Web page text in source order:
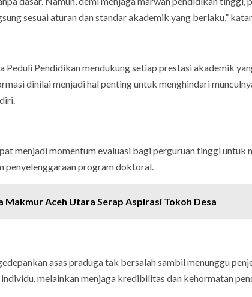
sesuai aturan dan standar akademik yang berlaku,”
Peduli Pendidikan mendukung setiap prestasi akademik
dinilai menjadi hal penting untuk menghindari
menjadi momentum evaluasi bagi perguruan tinggi untuk
penyelenggaraan program doktoral.
Makmur Aceh Utara Serap Aspirasi Tokoh Desa
asas praduga tak bersalah sambil menunggu
melainkan menjaga kredibilitas dan kehormatan